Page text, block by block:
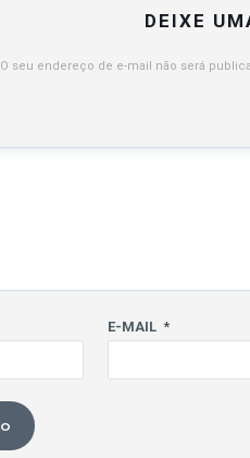
DEIXE
O seu endereço de e-mail não será
E-MAIL *